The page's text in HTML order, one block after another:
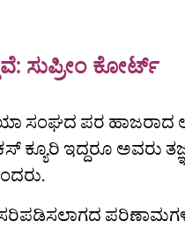
ಸುಪ್ರೀಂ ಕೋರ್ಟ್
ಸಂಘದ ಪರ ಹಾಜರಾದ
ಇದ್ದರೂ ಅವರು
ಸರಿಪಡಿಸಲಾಗದ